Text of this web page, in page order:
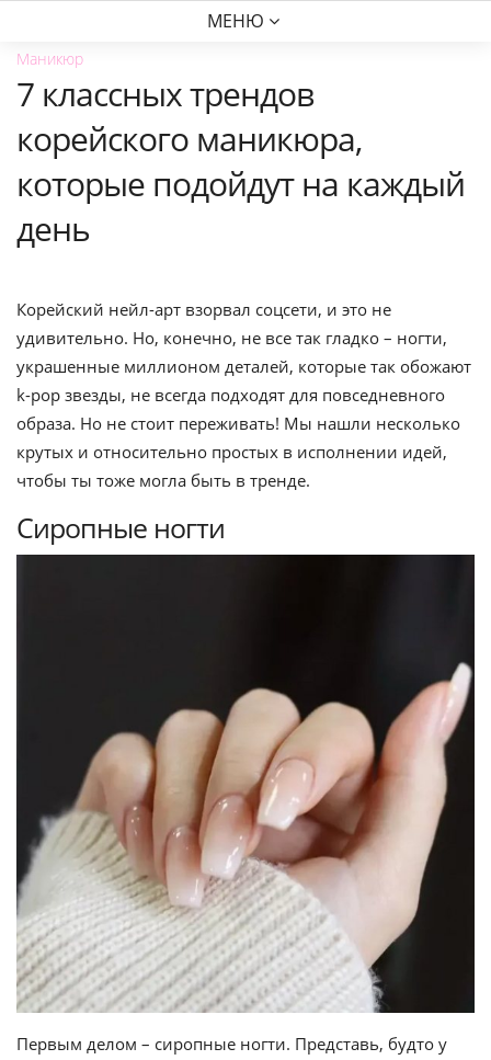
МЕНЮ
Маникюр
7 классных трендов
корейского маникюра,
которые подойдут на каждый
день
Корейский нейл-арт взорвал соцсети, и это не
удивительно. Но, конечно, не все так гладко – ногти,
украшенные миллионом деталей, которые так обожают
k-pop звезды, не всегда подходят для повседневного
образа. Но не стоит переживать! Мы нашли несколько
крутых и относительно простых в исполнении идей,
чтобы ты тоже могла быть в тренде.
Сиропные ногти
Первым делом – сиропные ногти. Представь, будто у